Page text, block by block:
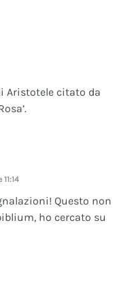
Aristotele citato da
Questo non
ho cercato su